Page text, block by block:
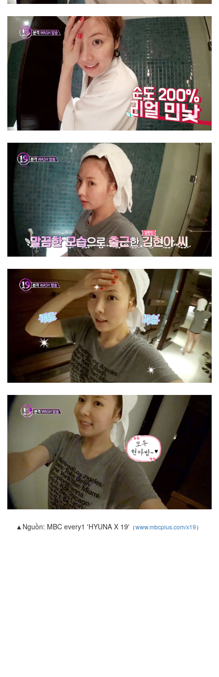
▲Nguồn: MBC every1 'HYUNA X 19' （www.mbcplus.com/x19）